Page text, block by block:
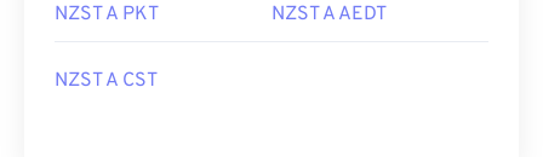
NZST A PKT NZST A AEDT
NZST A CST